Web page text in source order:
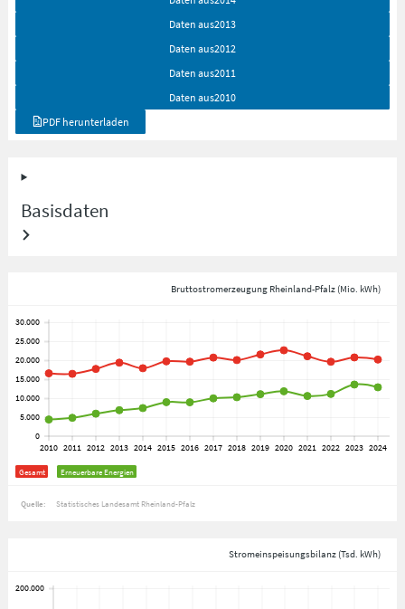
Daten aus2013
Daten aus2012
Daten aus2011
Daten aus2010
PDF herunterladen
Basisdaten
Bruttostromerzeugung Rheinland-Pfalz (Mio. kWh)
Gesamt Erneuerbare Energien
Quelle: Statistisches Landesamt Rheinland-Pfalz
Stromeinspeisungsbilanz (Tsd. kWh)